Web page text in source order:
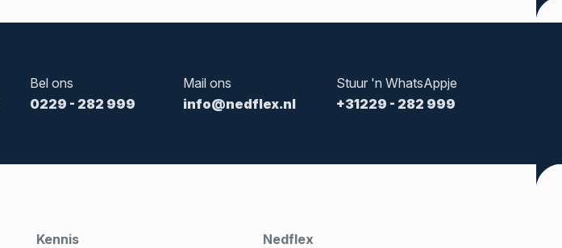
Bel ons
0229 - 282 999
Mail ons
info@nedflex.nl
Stuur 'n WhatsAppje
+31229 - 282 999
Kennis
Nedflex